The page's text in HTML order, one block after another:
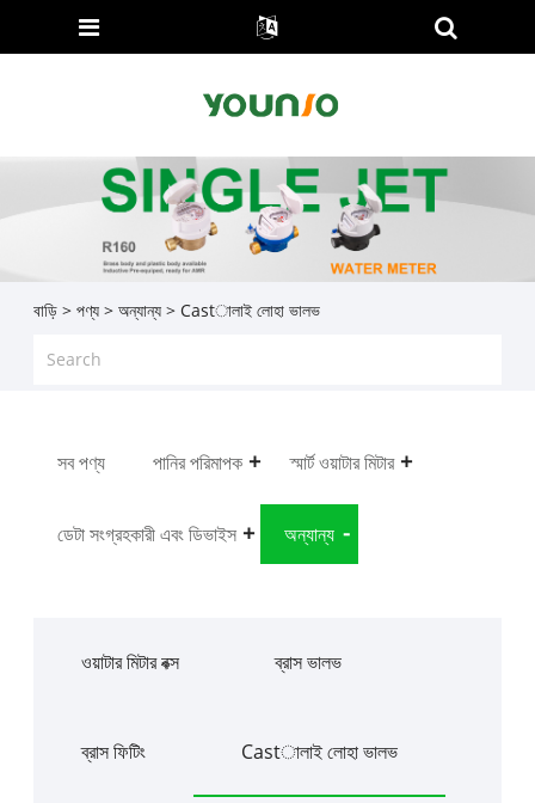
বাড়ি > পণ্য> অন্যান্য> Castালাই লোহা ভালভ
সব পণ্য পানির পরিমাপক স্মার্ট ওয়াটার মিটার
ডেটা সংগ্রহকারী এবং ডিভাইস অন্যান্য
ওয়াটার মিটার বক্স ব্রাস ভালভ
ব্রাস ফিটিং Castালাই লোহা ভালভ